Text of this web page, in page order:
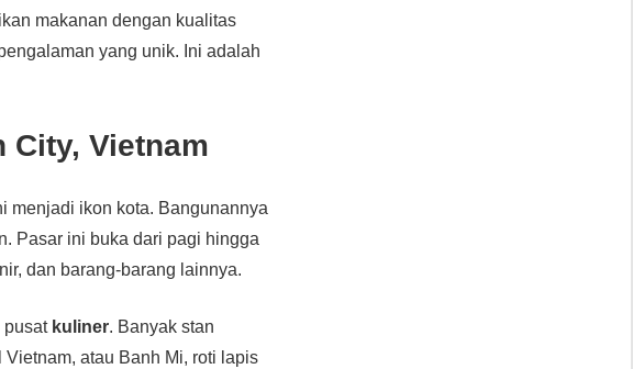
makanan dengan kualitas
yang unik. Ini adalah
City, Vietnam
menjadi ikon kota. Bangunannya
Pasar ini buka dari pagi hingga
dan barang-barang lainnya.
pusat kuliner. Banyak stan
atau Banh Mi, roti lapis